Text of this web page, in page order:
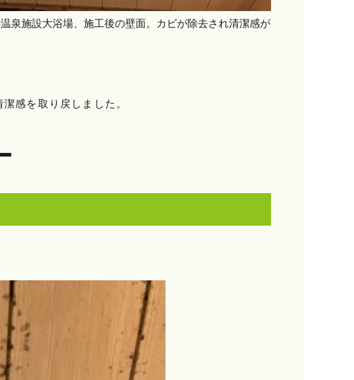
温泉施設大浴場、施工後の壁面。カビが除去され清潔感が
感を取り戻しました。